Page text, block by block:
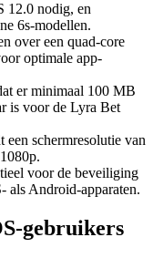
12.0 nodig, en
6s-modellen.
over een quad-core
optimale app-
er minimaal 100 MB
is voor de Lyra Bet
schermresolutie van
voor de beveiliging
als Android-apparaten.
gebruikers